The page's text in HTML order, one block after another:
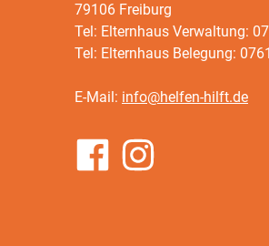
79106 Freiburg
Tel: Elternhaus Verwaltung:
Tel: Elternhaus Belegung:
E-Mail: info@helfen-hilft.de